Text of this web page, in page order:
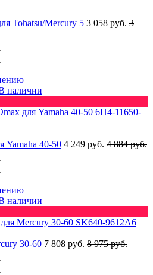
Tohatsu/Mercury 5 3 058 руб. 3
наличии
Yamaha 40-50 4 249 руб. 4 884 руб.
наличии
30-60 7 808 руб. 8 975 руб.